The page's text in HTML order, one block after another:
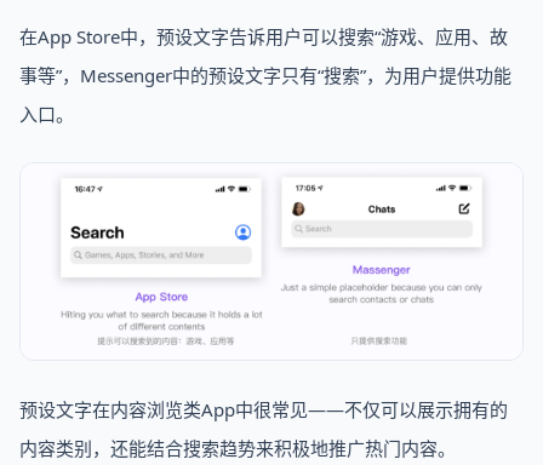
在App Store中，预设文字告诉用户可以搜索“游戏、应用、故
事等”，Messenger中的预设文字只有“搜索”，为用户提供功能
入口。
预设文字在内容浏览类App中很常见——不仅可以展示拥有的
内容类别，还能结合搜索趋势来积极地推广热门内容。